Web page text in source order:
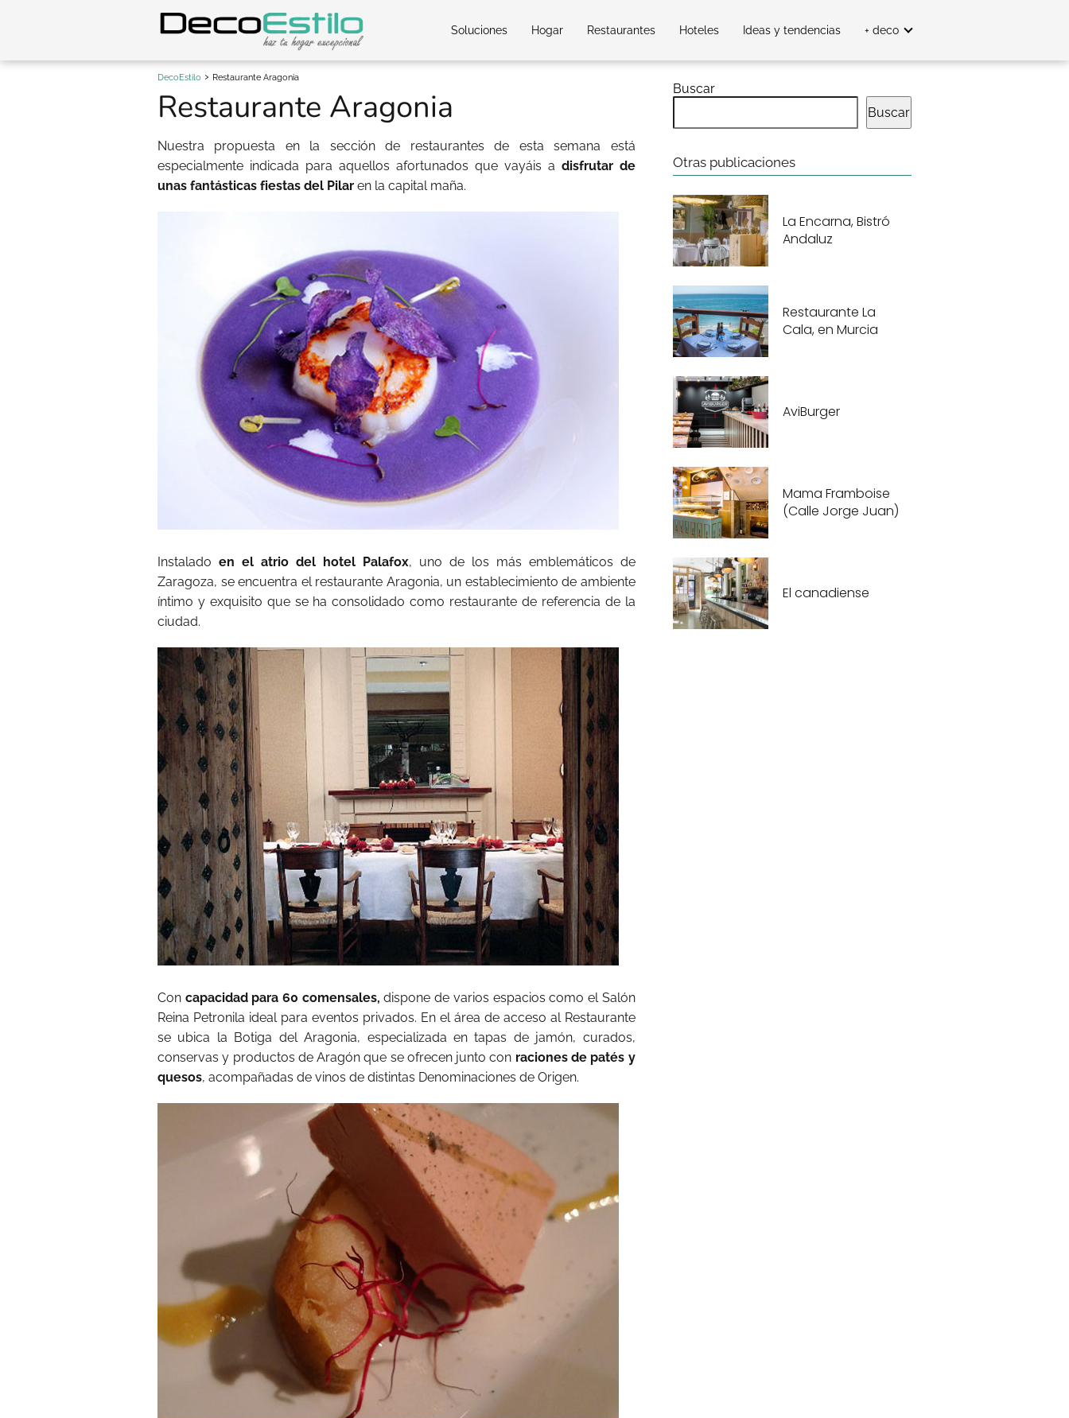
Soluciones Hogar Restaurantes Hoteles Ideas y tendencias + deco
DecoEstilo Restaurante Aragonia
Restaurante Aragonia
Nuestra propuesta en la sección de restaurantes de esta semana está
especialmente indicada para aquellos afortunados que vayáis a disfrutar de
unas fantásticas fiestas del Pilar en la capital maña.
Instalado en el atrio del hotel Palafox, uno de los más emblemáticos de
Zaragoza, se encuentra el restaurante Aragonia, un establecimiento de ambiente
íntimo y exquisito que se ha consolidado como restaurante de referencia de la
ciudad.
Con capacidad para 60 comensales, dispone de varios espacios como el Salón
Reina Petronila ideal para eventos privados. En el área de acceso al Restaurante
se ubica la Botiga del Aragonia, especializada en tapas de jamón, curados,
conservas y productos de Aragón que se ofrecen junto con raciones de patés y
quesos, acompañadas de vinos de distintas Denominaciones de Origen.
Buscar
Buscar
Otras publicaciones
La Encarna, Bistró
Andaluz
Restaurante La
Cala, en Murcia
AviBurger
Mama Framboise
(Calle Jorge Juan)
El canadiense